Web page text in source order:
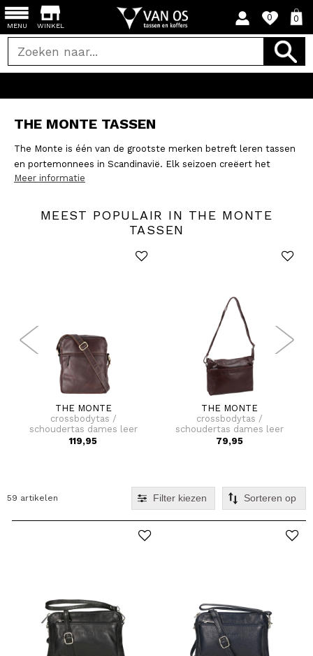
WINKEL
0 0
MENU
THE MONTE TASSEN
The Monte is één van de grootste merken betreft leren tassen
en portemonnees in Scandinavië. Elk seizoen creëert het
ontwerpteam collecties die zijn aangepast aan de vraag van de
bent naar een Urban-style, iets elegants, een functionele tas of
juist city chic - er is altijd wel een The Monte tas voor jou!
Meer informatie
MEEST POPULAIR IN THE MONTE
TASSEN
THE MONTE
crossbodytas /
schoudertas dames leer
the monte
119,95
THE MONTE
crossbodytas /
schoudertas dames leer
the monte
79,95
59 artikelen Filter kiezen